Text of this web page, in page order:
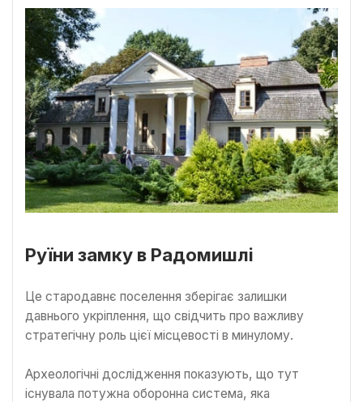
Руїни замку в Радомишлі
Це стародавнє поселення зберігає залишки
давнього укріплення, що свідчить про важливу
стратегічну роль цієї місцевості в минулому.
Археологічні дослідження показують, що тут
існувала потужна оборонна система, яка